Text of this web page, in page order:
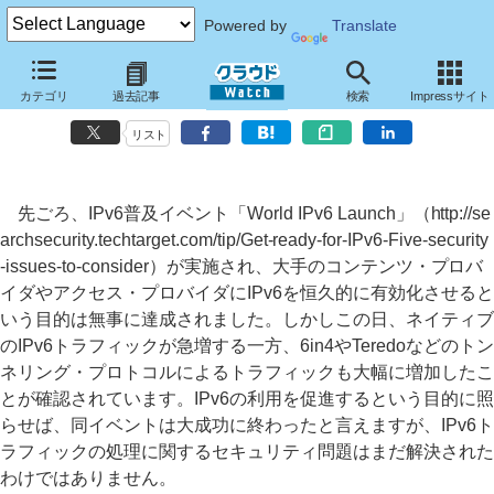
Powered by Translate
カテゴリ 過去記事 検索 Impressサイト
IPv6への移行で注意すべきセキュリティ問題～ポイントはトラフィッ
クの可視化
リスト
先ごろ、IPv6普及イベント「World IPv6 Launch」（http://se
archsecurity.techtarget.com/tip/Get-ready-for-IPv6-Five-security
-issues-to-consider）が実施され、大手のコンテンツ・プロバ
イダやアクセス・プロバイダにIPv6を恒久的に有効化させると
いう目的は無事に達成されました。しかしこの日、ネイティブ
のIPv6トラフィックが急増する一方、6in4やTeredoなどのトン
ネリング・プロトコルによるトラフィックも大幅に増加したこ
とが確認されています。IPv6の利用を促進するという目的に照
らせば、同イベントは大成功に終わったと言えますが、IPv6ト
ラフィックの処理に関するセキュリティ問題はまだ解決された
わけではありません。